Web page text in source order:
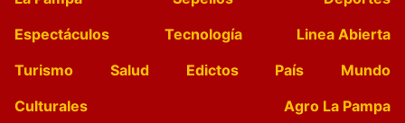
Espectáculos
Tecnología
Linea Abierta
Turismo
Salud Edictos País
Mundo
Culturales
Agro La Pampa